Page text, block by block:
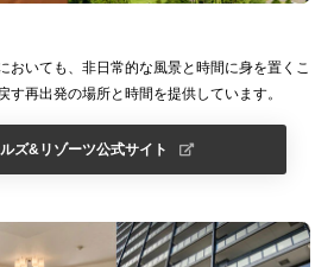
おいても、非日常的な風景と時間に身を置くこ
す再出発の場所と時間を提供しています。
ズ&リゾーツ公式サイト